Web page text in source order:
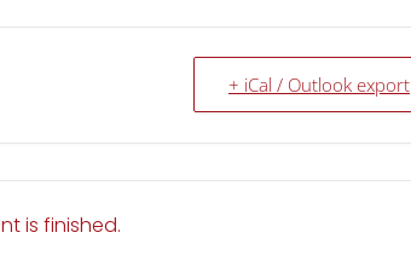
+ iCal / Outlook export
is finished.